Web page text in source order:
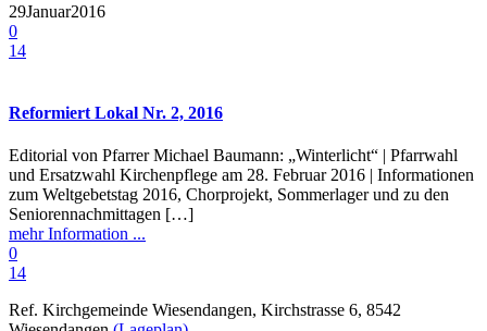
29Januar2016
0
14
Reformiert Lokal Nr. 2, 2016
Editorial von Pfarrer Michael Baumann: „Winterlicht“ | Pfarrwahl
und Ersatzwahl Kirchenpflege am 28. Februar 2016 | Informationen
zum Weltgebetstag 2016, Chorprojekt, Sommerlager und zu den
Seniorennachmittagen […]
mehr Information ...
0
14
Ref. Kirchgemeinde Wiesendangen, Kirchstrasse 6, 8542